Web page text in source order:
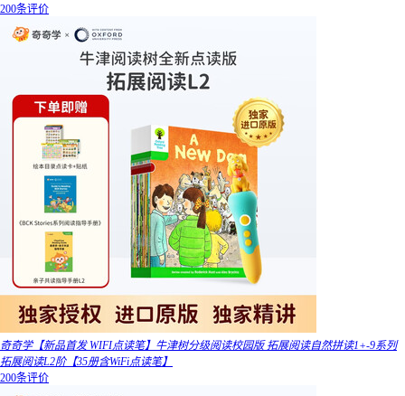
200条评价
奇奇学【新品首发 WIFI点读笔】牛津树分级阅读校园版 拓展阅读自然拼读1+-9系列
拓展阅读L2阶【35册含WiFi点读笔】
200条评价